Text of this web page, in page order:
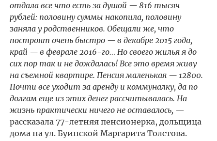
отдала все что есть за душой — 816 тысяч
рублей: половину суммы накопила, половину
заняла у родственников. Обещали же, что
построят очень быстро — в декабре 2015 года,
край — в феврале 2016-го… Но своего жилья я до
сих пор так и не дождалась! Все это время живу
на съемной квартире. Пенсия маленькая — 12800.
Почти все уходит за аренду и коммуналку, да по
долгам еще из этих денег рассчитывалась. На
жизнь практически ничего не оставалось, —
рассказала 77-летняя пенсионерка, дольщица
дома на ул. Буинской Маргарита Толстова.